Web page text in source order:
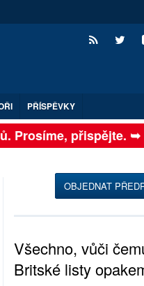
PŘÍSPĚVKY
přispějte. ➥
OBJEDNAT
Všechno, vůči
Britské listy